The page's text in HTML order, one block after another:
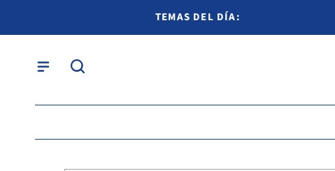
TEMAS DEL DÍA: